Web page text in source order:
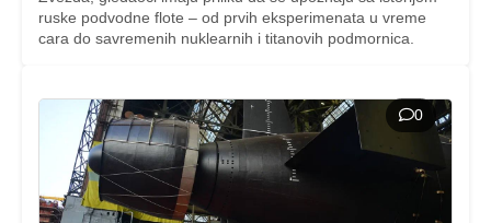
ruske podvodne flote – od prvih eksperimenata u vreme
cara do savremenih nuklearnih i titanovih podmornica.
0